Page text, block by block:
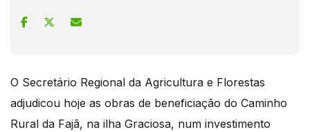
O Secretário Regional da Agricultura e Florestas
adjudicou hoje as obras de beneficiação do Caminho
Rural da Fajã, na ilha Graciosa, num investimento